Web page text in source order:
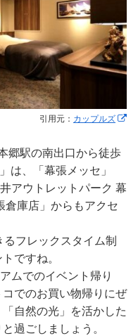
引用元： カップルズ
郷駅の南出口から徒歩
は、「幕張メッセ」
アウトレットパーク 幕
倉庫店」からもアクセ
フレックスタイム制
ですね。
ムでのイベント帰り
でのお買い物帰りにぜ
自然の光」を活かした
過ごしましょう。